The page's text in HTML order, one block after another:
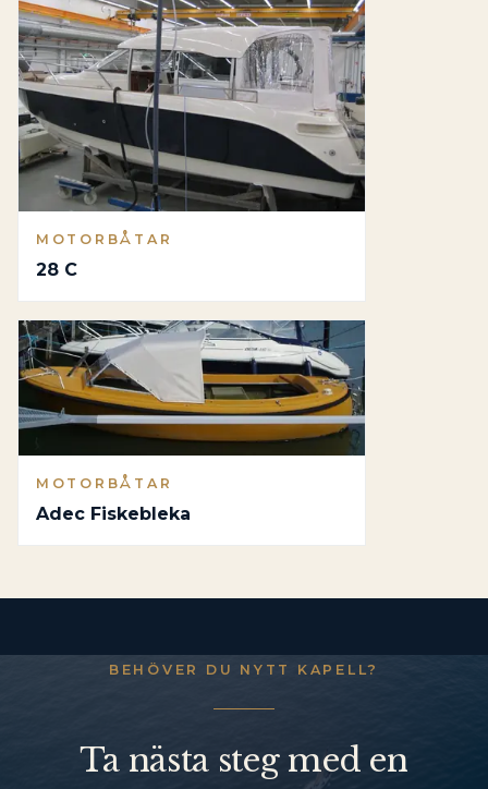
MOTORBÅTAR
28 C
MOTORBÅTAR
Adec Fiskebleka
BEHÖVER DU NYTT KAPELL?
Ta nästa steg med en